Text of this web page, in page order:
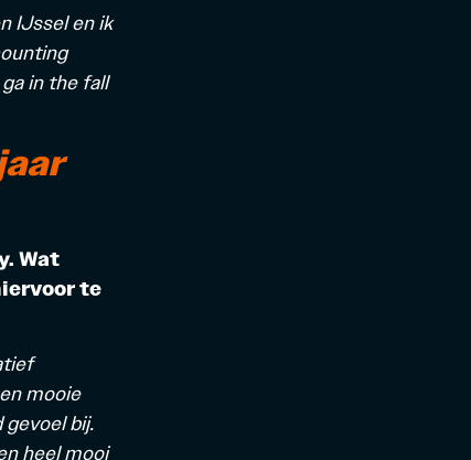
IJssel en ik
in the fall
Wat
te
mooie
gevoel bij.
heel mooi